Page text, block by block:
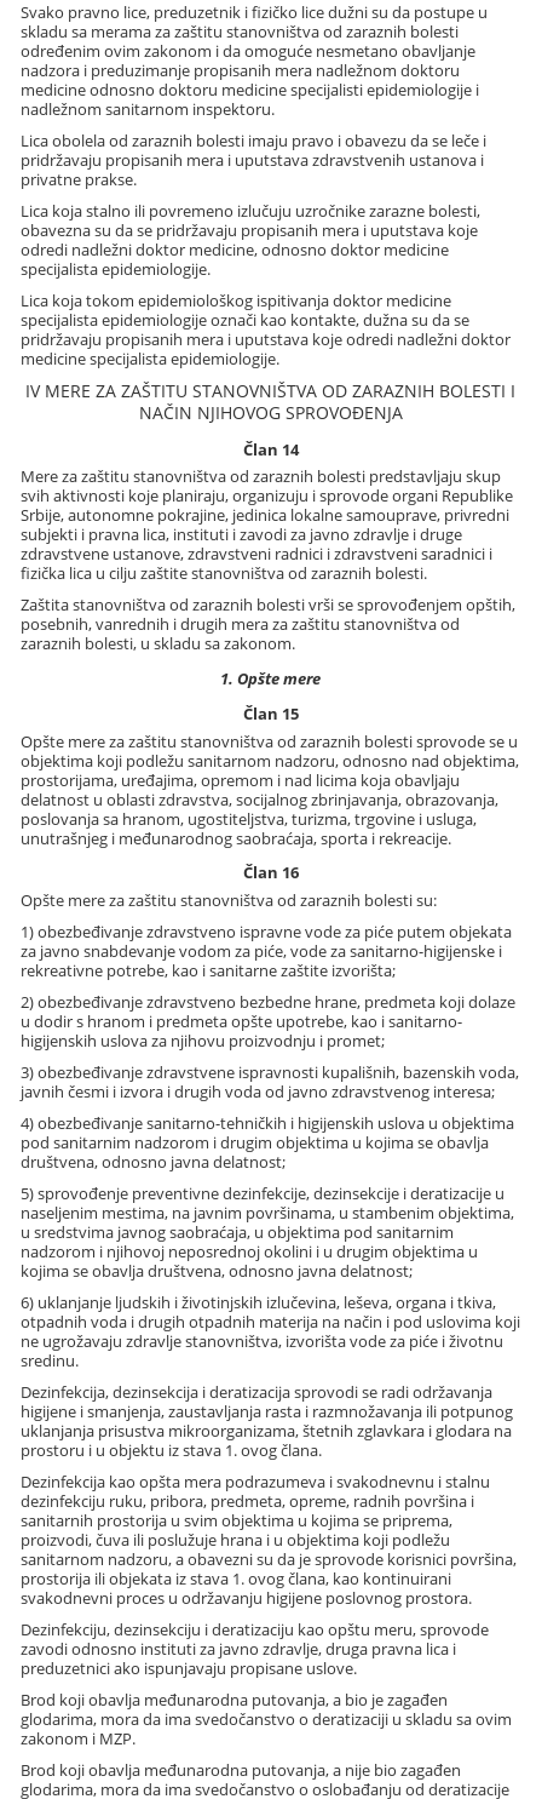
Svako pravno lice, preduzetnik i fizičko lice dužni su da postupe u
skladu sa merama za zaštitu stanovništva od zaraznih bolesti
određenim ovim zakonom i da omoguće nesmetano obavljanje
nadzora i preduzimanje propisanih mera nadležnom doktoru
medicine odnosno doktoru medicine specijalisti epidemiologije i
nadležnom sanitarnom inspektoru.
Lica obolela od zaraznih bolesti imaju pravo i obavezu da se leče i
pridržavaju propisanih mera i uputstava zdravstvenih ustanova i
privatne prakse.
Lica koja stalno ili povremeno izlučuju uzročnike zarazne bolesti,
obavezna su da se pridržavaju propisanih mera i uputstava koje
odredi nadležni doktor medicine, odnosno doktor medicine
specijalista epidemiologije.
Lica koja tokom epidemiološkog ispitivanja doktor medicine
specijalista epidemiologije označi kao kontakte, dužna su da se
pridržavaju propisanih mera i uputstava koje odredi nadležni doktor
medicine specijalista epidemiologije.
IV MERE ZA ZAŠTITU STANOVNIŠTVA OD ZARAZNIH BOLESTI I
NAČIN NJIHOVOG SPROVOĐENJA
Član 14
Mere za zaštitu stanovništva od zaraznih bolesti predstavljaju skup
svih aktivnosti koje planiraju, organizuju i sprovode organi Republike
Srbije, autonomne pokrajine, jedinica lokalne samouprave, privredni
subjekti i pravna lica, instituti i zavodi za javno zdravlje i druge
zdravstvene ustanove, zdravstveni radnici i zdravstveni saradnici i
fizička lica u cilju zaštite stanovništva od zaraznih bolesti.
Zaštita stanovništva od zaraznih bolesti vrši se sprovođenjem opštih,
posebnih, vanrednih i drugih mera za zaštitu stanovništva od
zaraznih bolesti, u skladu sa zakonom.
1. Opšte mere
Član 15
Opšte mere za zaštitu stanovništva od zaraznih bolesti sprovode se u
objektima koji podležu sanitarnom nadzoru, odnosno nad objektima,
prostorijama, uređajima, opremom i nad licima koja obavljaju
delatnost u oblasti zdravstva, socijalnog zbrinjavanja, obrazovanja,
poslovanja sa hranom, ugostiteljstva, turizma, trgovine i usluga,
unutrašnjeg i međunarodnog saobraćaja, sporta i rekreacije.
Član 16
Opšte mere za zaštitu stanovništva od zaraznih bolesti su:
1) obezbeđivanje zdravstveno ispravne vode za piće putem objekata
za javno snabdevanje vodom za piće, vode za sanitarno-higijenske i
rekreativne potrebe, kao i sanitarne zaštite izvorišta;
2) obezbeđivanje zdravstveno bezbedne hrane, predmeta koji dolaze
u dodir s hranom i predmeta opšte upotrebe, kao i sanitarno-
higijenskih uslova za njihovu proizvodnju i promet;
3) obezbeđivanje zdravstvene ispravnosti kupališnih, bazenskih voda,
javnih česmi i izvora i drugih voda od javno zdravstvenog interesa;
4) obezbeđivanje sanitarno-tehničkih i higijenskih uslova u objektima
pod sanitarnim nadzorom i drugim objektima u kojima se obavlja
društvena, odnosno javna delatnost;
5) sprovođenje preventivne dezinfekcije, dezinsekcije i deratizacije u
naseljenim mestima, na javnim površinama, u stambenim objektima,
u sredstvima javnog saobraćaja, u objektima pod sanitarnim
nadzorom i njihovoj neposrednoj okolini i u drugim objektima u
kojima se obavlja društvena, odnosno javna delatnost;
6) uklanjanje ljudskih i životinjskih izlučevina, leševa, organa i tkiva,
otpadnih voda i drugih otpadnih materija na način i pod uslovima koji
ne ugrožavaju zdravlje stanovništva, izvorišta vode za piće i životnu
sredinu.
Dezinfekcija, dezinsekcija i deratizacija sprovodi se radi održavanja
higijene i smanjenja, zaustavljanja rasta i razmnožavanja ili potpunog
uklanjanja prisustva mikroorganizama, štetnih zglavkara i glodara na
prostoru i u objektu iz stava 1. ovog člana.
Dezinfekcija kao opšta mera podrazumeva i svakodnevnu i stalnu
dezinfekciju ruku, pribora, predmeta, opreme, radnih površina i
sanitarnih prostorija u svim objektima u kojima se priprema,
proizvodi, čuva ili poslužuje hrana i u objektima koji podležu
sanitarnom nadzoru, a obavezni su da je sprovode korisnici površina,
prostorija ili objekata iz stava 1. ovog člana, kao kontinuirani
svakodnevni proces u održavanju higijene poslovnog prostora.
Dezinfekciju, dezinsekciju i deratizaciju kao opštu meru, sprovode
zavodi odnosno instituti za javno zdravlje, druga pravna lica i
preduzetnici ako ispunjavaju propisane uslove.
Brod koji obavlja međunarodna putovanja, a bio je zagađen
glodarima, mora da ima svedočanstvo o deratizaciji u skladu sa ovim
zakonom i MZP.
Brod koji obavlja međunarodna putovanja, a nije bio zagađen
glodarima, mora da ima svedočanstvo o oslobađanju od deratizacije